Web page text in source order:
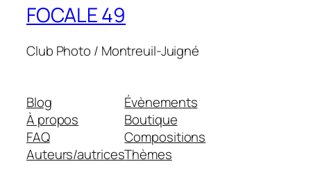
FOCALE 49
Club Photo / Montreuil-Juigné
Blog
À propos
FAQ
Auteurs/autrices
Évènements
Boutique
Compositions
Thèmes